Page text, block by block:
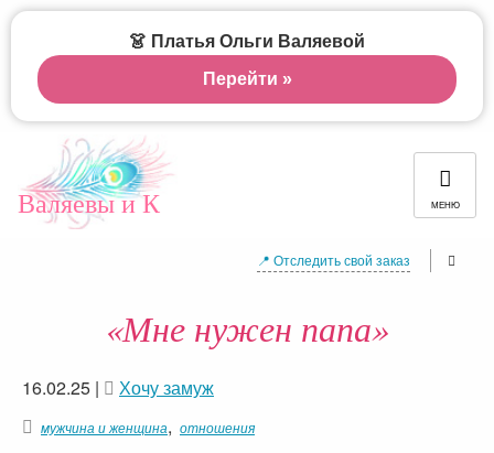
Валяевы и К МЕНЮ
📍 Отследить свой заказ
«Мне нужен папа»
16.02.25 | Хочу замуж
мужчина и женщина, отношения
👗 Платья Ольги Валяевой
Перейти »